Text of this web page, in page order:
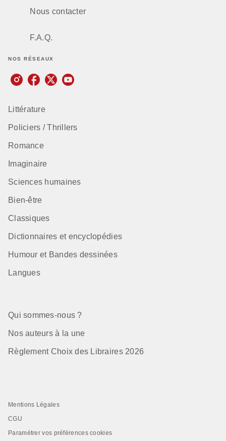
Nous contacter
F.A.Q.
NOS RÉSEAUX
Littérature
Policiers / Thrillers
Romance
Imaginaire
Sciences humaines
Bien-être
Classiques
Dictionnaires et encyclopédies
Humour et Bandes dessinées
Langues
Qui sommes-nous ?
Nos auteurs à la une
Règlement Choix des Libraires 2026
Mentions Légales
CGU
Paramétrer vos préférences cookies